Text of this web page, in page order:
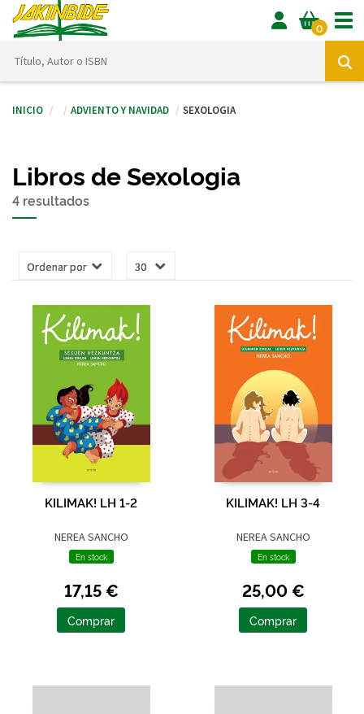
0
Inicio Adviento y navidad Sexologia
Libros de Sexologia
4 resultados
KILIMAK! LH 1-2
NEREA SANCHO
En stock
17,15 €
Comprar
KILIMAK! LH 3-4
NEREA SANCHO
En stock
25,00 €
Comprar